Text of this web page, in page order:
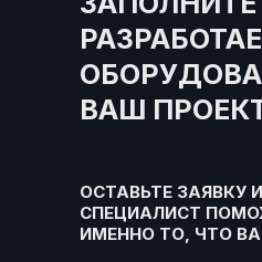
ОСТАВЬТЕ ЗАЯВКУ
СПЕЦИАЛИСТ
ИМЕННО ТО, ЧТО
ВАШ